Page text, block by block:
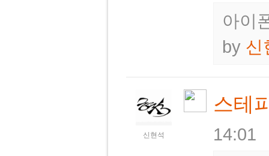
아이
by 신
신현석
스테
14:01